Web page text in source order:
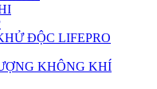
ĐỘC LIFEPRO
KHÔNG KHÍ